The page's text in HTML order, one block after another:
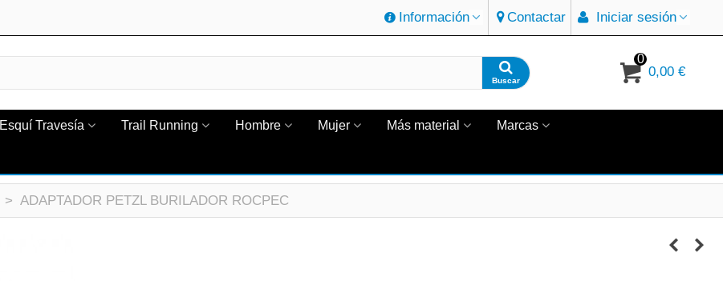
Información Contactar Iniciar sesión
Buscar
0
0,00 €
Esquí Travesía Trail Running Hombre Mujer Más material Marcas
> ADAPTADOR PETZL BURILADOR ROCPEC